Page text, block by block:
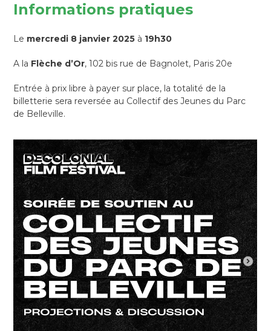
Informations pratiques
Le mercredi 8 janvier 2025 à 19h30
A la Flèche d’Or, 102 bis rue de Bagnolet, Paris 20e
Entrée à prix libre à payer sur place, la totalité de la
billetterie sera reversée au Collectif des Jeunes du Parc
de Belleville.